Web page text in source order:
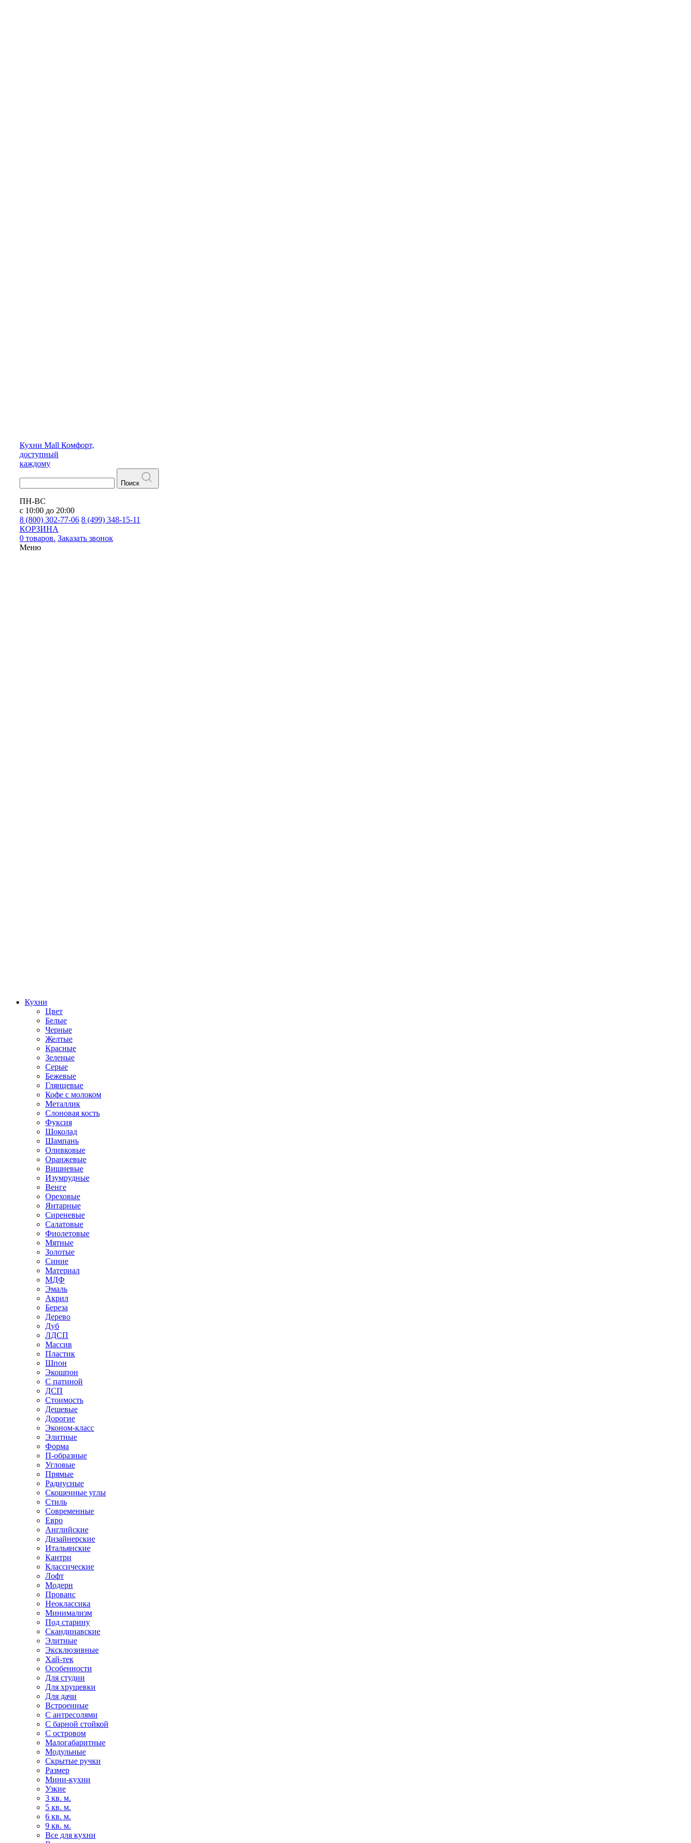
Кухни Mall Комфорт,
доступный
каждому
Поиск
ПН-ВС
с 10:00 до 20:00
8 (800) 302-77-06 8 (499) 348-15-11
КОРЗИНА
0 товаров. Заказать звонок
Меню
Кухни
Цвет
Белые
Черные
Желтые
Красные
Зеленые
Серые
Бежевые
Глянцевые
Кофе с молоком
Металлик
Слоновая кость
Фуксия
Шоколад
Шампань
Оливковые
Оранжевые
Вишневые
Изумрудные
Венге
Ореховые
Янтарные
Сиреневые
Салатовые
Фиолетовые
Мятные
Золотые
Синие
Материал
МДФ
Эмаль
Акрил
Береза
Дерево
Дуб
ЛДСП
Массив
Пластик
Шпон
Экошпон
С патиной
ДСП
Стоимость
Дешевые
Дорогие
Эконом-класс
Элитные
Форма
П-образные
Угловые
Прямые
Радиусные
Скошенные углы
Стиль
Современные
Евро
Английские
Дизайнерские
Итальянские
Кантри
Классические
Лофт
Модерн
Прованс
Неоклассика
Минимализм
Под старину
Скандинавские
Элитные
Эксклюзивные
Хай-тек
Особенности
Для студии
Для хрущевки
Для дачи
Встроенные
С антресолями
С барной стойкой
С островом
Малогабаритные
Модульные
Скрытые ручки
Размер
Мини-кухни
Узкие
3 кв. м.
5 кв. м.
6 кв. м.
9 кв. м.
Все для кухни